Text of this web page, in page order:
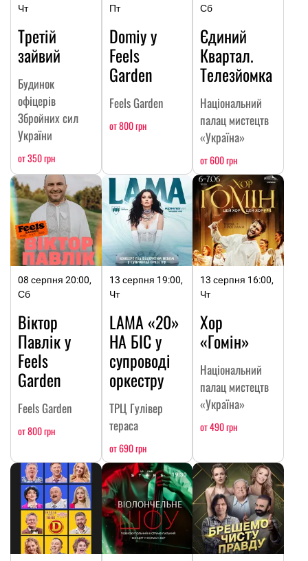
Чт
Третій
зайвий
Будинок
офіцерів
Збройних сил
України
от 350 грн
Пт
Domiy у
Feels
Garden
Feels Garden
от 800 грн
Сб
Єдиний
Квартал.
Телезйомка
Національний
палац мистецтв
«Україна»
от 600 грн
08 серпня 20:00,
Сб
Віктор
Павлік у
Feels
Garden
Feels Garden
от 800 грн
13 серпня 19:00,
Чт
LAMA «20»
НА БІС у
супроводі
оркестру
ТРЦ Гулівер
тераса
от 690 грн
13 серпня 16:00,
Чт
Хор
«Гомін»
Національний
палац мистецтв
«Україна»
от 490 грн